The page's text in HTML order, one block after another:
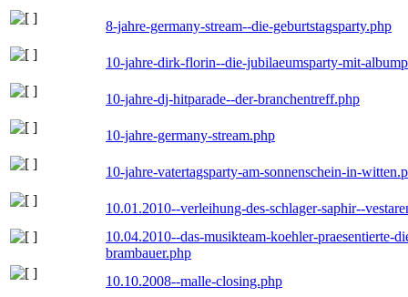
8-jahre-germany-stream--die-geburtstagsparty.php
10-jahre-dirk-florin--die-jubilaeumsparty-mit-
10-jahre-dj-hitparade--der-branchentreff.php
10-jahre-germany-stream.php
10-jahre-vatertagsparty-am-sonnenschein-in-
10.01.2010--verleihung-des-schlager-saphir--
10.04.2010--das-musikteam-koehler-praesentierte-
brambauer.php
10.10.2008--malle-closing.php